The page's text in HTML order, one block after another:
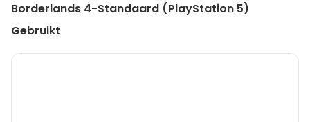
Borderlands 4-Standaard (PlayStation 5)
Gebruikt